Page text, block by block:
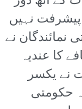
نہیں
نے
اضافے کا عندیہ
نے یکسر
حکومتی